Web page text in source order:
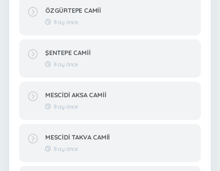
ÖZGÜRTEPE CAMİİ
8 ay önce
ŞENTEPE CAMİİ
8 ay önce
MESCİDİ AKSA CAMİİ
8 ay önce
MESCİDİ TAKVA CAMİİ
8 ay önce